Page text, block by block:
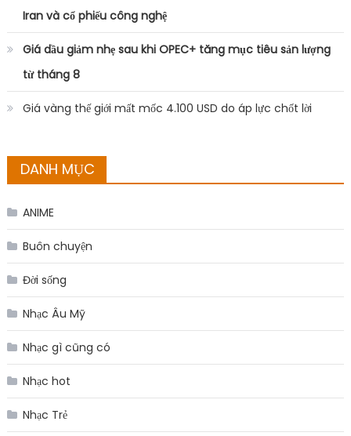
Iran và cổ phiếu công nghệ
Giá dầu giảm nhẹ sau khi OPEC+ tăng mục tiêu sản lượng
từ tháng 8
Giá vàng thế giới mất mốc 4.100 USD do áp lực chốt lời
DANH MỤC
ANIME
Buôn chuyện
Đời sống
Nhạc Âu Mỹ
Nhạc gì cũng có
Nhạc hot
Nhạc Trẻ